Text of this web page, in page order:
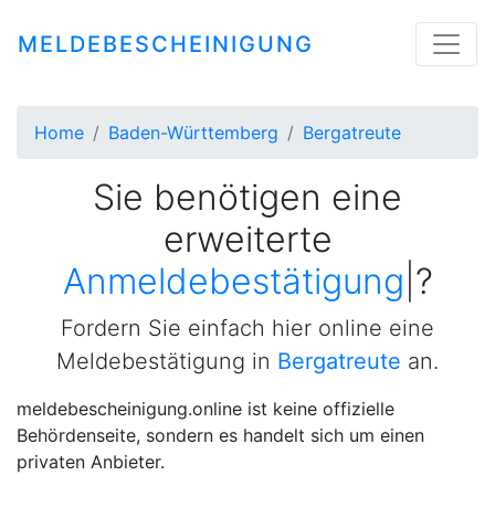
MELDEBESCHEINIGUNG
Home Baden-Württemberg Bergatreute
Sie benötigen eine
erweiterte
Mel|?
Fordern Sie einfach hier online eine
Meldebestätigung in Bergatreute an.
meldebescheinigung.online ist keine offizielle
Behördenseite, sondern es handelt sich um einen
privaten Anbieter.